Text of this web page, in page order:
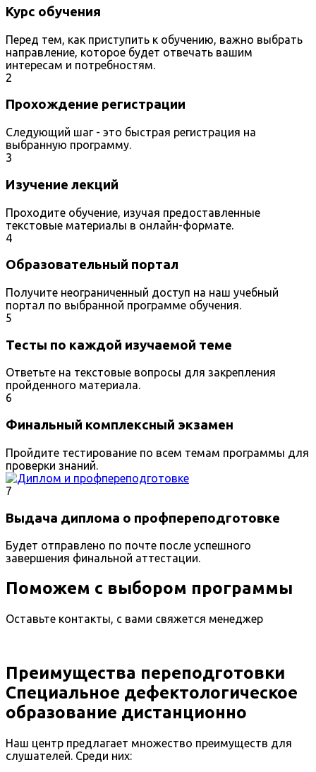
Курс обучения
Перед тем, как приступить к обучению, важно выбрать
направление, которое будет отвечать вашим
интересам и потребностям.
2
Прохождение регистрации
Следующий шаг - это быстрая регистрация на
выбранную программу.
3
Изучение лекций
Проходите обучение, изучая предоставленные
текстовые материалы в онлайн-формате.
4
Образовательный портал
Получите неограниченный доступ на наш учебный
портал по выбранной программе обучения.
5
Тесты по каждой изучаемой теме
Ответьте на текстовые вопросы для закрепления
пройденного материала.
6
Финальный комплексный экзамен
Пройдите тестирование по всем темам программы для
проверки знаний.
7
Выдача диплома о профпереподготовке
Будет отправлено по почте после успешного
завершения финальной аттестации.
Поможем с выбором программы
Оставьте контакты, с вами свяжется менеджер
Преимущества переподготовки
Специальное дефектологическое
образование дистанционно
Наш центр предлагает множество преимуществ для
слушателей. Среди них: